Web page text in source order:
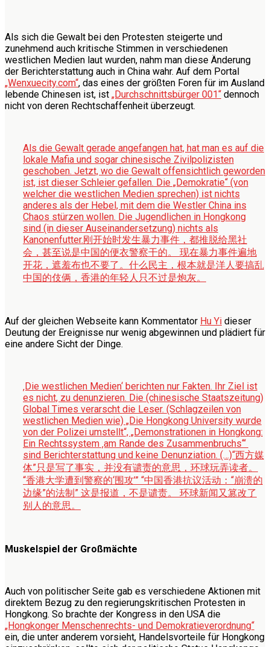
Als sich die Gewalt bei den Protesten steigerte und
zunehmend auch kritische Stimmen in verschiedenen
westlichen Medien laut wurden, nahm man diese Änderung
der Berichterstattung auch in China wahr. Auf dem Portal
„Wenxuecity.com“, das eines der größten Foren für im Ausland
lebende Chinesen ist, ist „Durchschnittsbürger 001“ dennoch
nicht von deren Rechtschaffenheit überzeugt.
Als die Gewalt gerade angefangen hat, hat man es auf die
lokale Mafia und sogar chinesische Zivilpolizisten
geschoben. Jetzt, wo die Gewalt offensichtlich geworden
ist, ist dieser Schleier gefallen. Die „Demokratie“ (von
welcher die westlichen Medien sprechen) ist nichts
anderes als der Hebel, mit dem die Westler China ins
Chaos stürzen wollen. Die Jugendlichen in Hongkong
sind (in dieser Auseinandersetzung) nichts als
Kanonenfutter.刚开始时发生暴力事件，都推脱给黑社
会，甚至说是中国的便衣警察干的。 现在暴力事件遍地
开花，遮羞布也不要了。什么民主，根本就是洋人要搞乱
中国的伎俩，香港的年轻人只不过是炮灰。
Auf der gleichen Webseite kann Kommentator Hu Yi dieser
Deutung der Ereignisse nur wenig abgewinnen und plädiert für
eine andere Sicht der Dinge.
‚Die westlichen Medien‘ berichten nur Fakten. Ihr Ziel ist
es nicht, zu denunzieren. Die (chinesische Staatszeitung)
Global Times verarscht die Leser. (Schlagzeilen von
westlichen Medien wie) „Die Hongkong University wurde
von der Polizei umstellt“, „Demonstrationen in Hongkong:
Ein Rechtssystem ‚am Rande des Zusammenbruchs‘“
sind Berichterstattung und keine Denunziation. (…)“西方媒
体”只是写了事实，并没有谴责的意思，环球玩弄读者。
“香港大学遭到警察的‘围攻’” “中国香港抗议活动：“崩溃的
边缘”的法制” 这是报道，不是谴责。 环球新闻又篡改了
别人的意思。
Muskelspiel der Großmächte
Auch von politischer Seite gab es verschiedene Aktionen mit
direktem Bezug zu den regierungskritischen Protesten in
Hongkong. So brachte der Kongress in den USA die
„Hongkonger Menschenrechts- und Demokratieverordnung“
ein, die unter anderem vorsieht, Handelsvorteile für Hongkong